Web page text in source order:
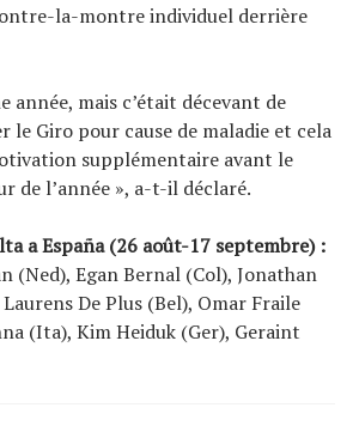
la-montre individuel derrière
année, mais c’était décevant de
le Giro pour cause de maladie et cela
supplémentaire avant le
de l’année », a-t-il déclaré.
a España (26 août-17 septembre) :
(Ned), Egan Bernal (Col), Jonathan
De Plus (Bel), Omar Fraile
(Ita), Kim Heiduk (Ger), Geraint